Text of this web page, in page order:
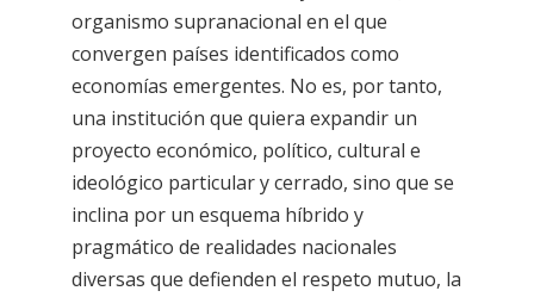
organismo supranacional en el que
convergen países identificados como
economías emergentes. No es, por tanto,
una institución que quiera expandir un
proyecto económico, político, cultural e
ideológico particular y cerrado, sino que se
inclina por un esquema híbrido y
pragmático de realidades nacionales
diversas que defienden el respeto mutuo, la